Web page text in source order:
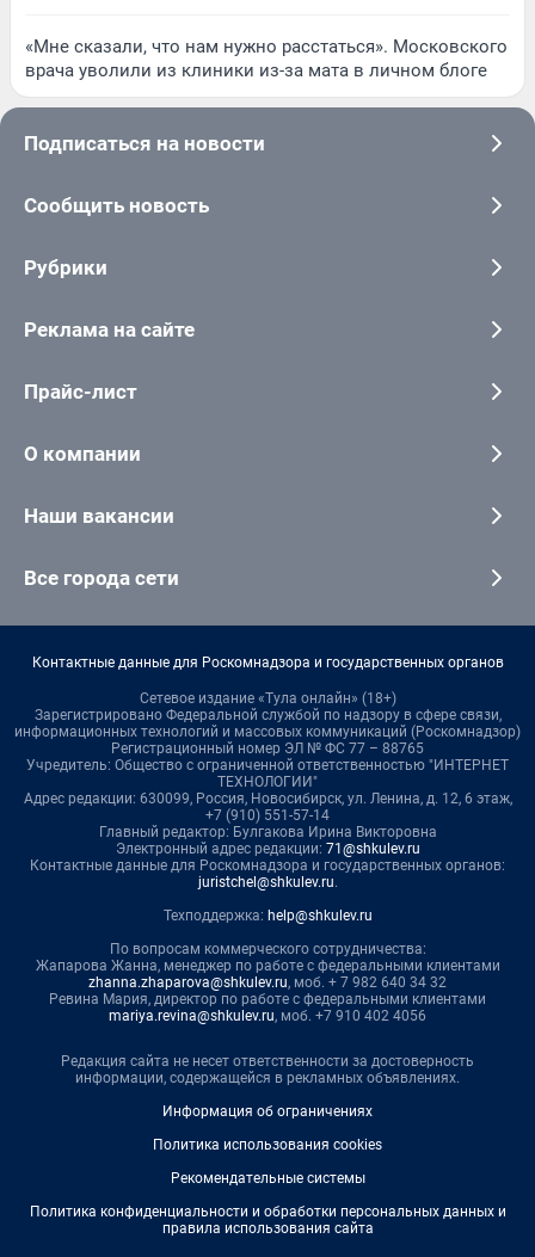
«Мне сказали, что нам нужно расстаться». Московского
врача уволили из клиники из-за мата в личном блоге
Подписаться на новости
Сообщить новость
Рубрики
Реклама на сайте
Прайс-лист
О компании
Наши вакансии
Все города сети
Контактные данные для Роскомнадзора и государственных органов
Сетевое издание «Тула онлайн» (18+)
Зарегистрировано Федеральной службой по надзору в сфере связи,
информационных технологий и массовых коммуникаций (Роскомнадзор)
Регистрационный номер ЭЛ № ФС 77 – 88765
Учредитель: Общество с ограниченной ответственностью "ИНТЕРНЕТ
ТЕХНОЛОГИИ"
Адрес редакции: 630099, Россия, Новосибирск, ул. Ленина, д. 12, 6 этаж,
+7 (910) 551-57-14
Главный редактор: Булгакова Ирина Викторовна
Электронный адрес редакции: 71@shkulev.ru
Контактные данные для Роскомнадзора и государственных органов:
juristchel@shkulev.ru.
Техподдержка: help@shkulev.ru
По вопросам коммерческого сотрудничества:
Жапарова Жанна, менеджер по работе с федеральными клиентами
zhanna.zhaparova@shkulev.ru, моб. + 7 982 640 34 32
Ревина Мария, директор по работе с федеральными клиентами
mariya.revina@shkulev.ru, моб. +7 910 402 4056
Редакция сайта не несет ответственности за достоверность
информации, содержащейся в рекламных объявлениях.
Информация об ограничениях
Политика использования cookies
Рекомендательные системы
Политика конфиденциальности и обработки персональных данных и
правила использования сайта